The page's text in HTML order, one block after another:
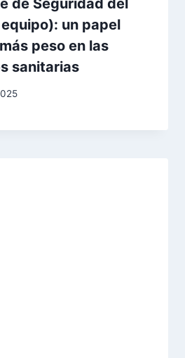
de Seguridad del
un papel
peso en las
sanitarias